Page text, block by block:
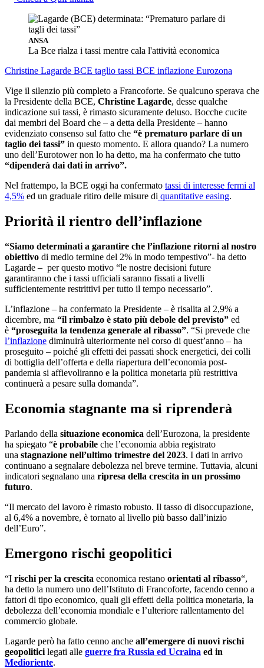
ANSA
La Bce rialza i tassi mentre cala l'attività economica
Christine Lagarde BCE taglio tassi BCE inflazione Eurozona
Vige il silenzio più completo a Francoforte. Se qualcuno sperava che
la Presidente della BCE, Christine Lagarde, desse qualche
indicazione sui tassi, è rimasto sicuramente deluso. Bocche cucite
dai membri del Board che – a detta della Presidente – hanno
evidenziato consenso sul fatto che “è prematuro parlare di un
taglio dei tassi” in questo momento. E allora quando? La numero
uno dell’Eurotower non lo ha detto, ma ha confermato che tutto
“dipenderà dai dati in arrivo”.
Nel frattempo, la BCE oggi ha confermato tassi di interesse fermi al
4,5% ed un graduale ritiro delle misure di quantitative easing.
Priorità il rientro dell’inflazione
“Siamo determinati a garantire che l’inflazione ritorni al nostro
obiettivo di medio termine del 2% in modo tempestivo”- ha detto
Lagarde– per questo motivo “le nostre decisioni future
garantiranno che i tassi ufficiali saranno fissati a livelli
sufficientemente restrittivi per tutto il tempo necessario”.
L’inflazione – ha confermato la Presidente – è risalita al 2,9% a
dicembre, ma “il rimbalzo è stato più debole del previsto” ed
è “proseguita la tendenza generale al ribasso”. “Si prevede che
l’inflazione diminuirà ulteriormente nel corso di quest’anno – ha
proseguito – poiché gli effetti dei passati shock energetici, dei colli
di bottiglia dell’offerta e della riapertura dell’economia post-
pandemia si affievoliranno e la politica monetaria più restrittiva
continuerà a pesare sulla domanda”.
Economia stagnante ma si riprenderà
Parlando della situazione economica dell’Eurozona, la presidente
ha spiegato “è probabile che l’economia abbia registrato
una stagnazione nell’ultimo trimestre del 2023. I dati in arrivo
continuano a segnalare debolezza nel breve termine. Tuttavia, alcuni
indicatori segnalano una ripresa della crescita in un prossimo
futuro.
“Il mercato del lavoro è rimasto robusto. Il tasso di disoccupazione,
al 6,4% a novembre, è tornato al livello più basso dall’inizio
dell’Euro”.
Emergono rischi geopolitici
“I rischi per la crescita economica restano orientati al ribasso“,
ha detto la numero uno dell’Istituto di Francoforte, facendo cenno a
fattori di tipo economico, quali gli effetti della politica monetaria, la
debolezza dell’economia mondiale e l’ulteriore rallentamento del
commercio globale.
Lagarde però ha fatto cenno anche all’emergere di nuovi rischi
geopolitici legati alle guerre fra Russia ed Ucraina ed in
Medioriente.